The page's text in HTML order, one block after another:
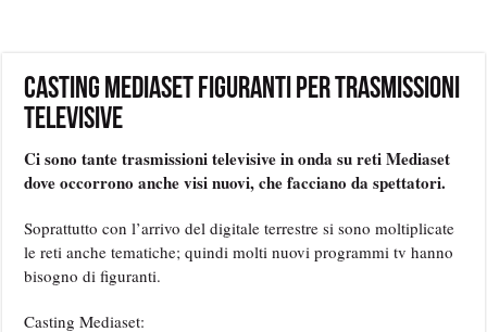
Casting Mediaset figuranti per trasmissioni
televisive
Ci sono tante trasmissioni televisive in onda su reti Mediaset
dove occorrono anche visi nuovi, che facciano da spettatori.
Soprattutto con l’arrivo del digitale terrestre si sono moltiplicate
le reti anche tematiche; quindi molti nuovi programmi tv hanno
bisogno di figuranti.
Casting Mediaset: